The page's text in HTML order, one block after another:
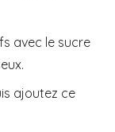
avec le sucre
ajoutez ce